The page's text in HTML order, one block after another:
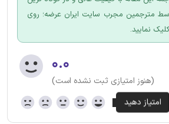
مترجمین مجرب سایت ایران عرضه؛ روی
نمایید.
۰.۰
(هنوز امتیازی ثبت نشده است)